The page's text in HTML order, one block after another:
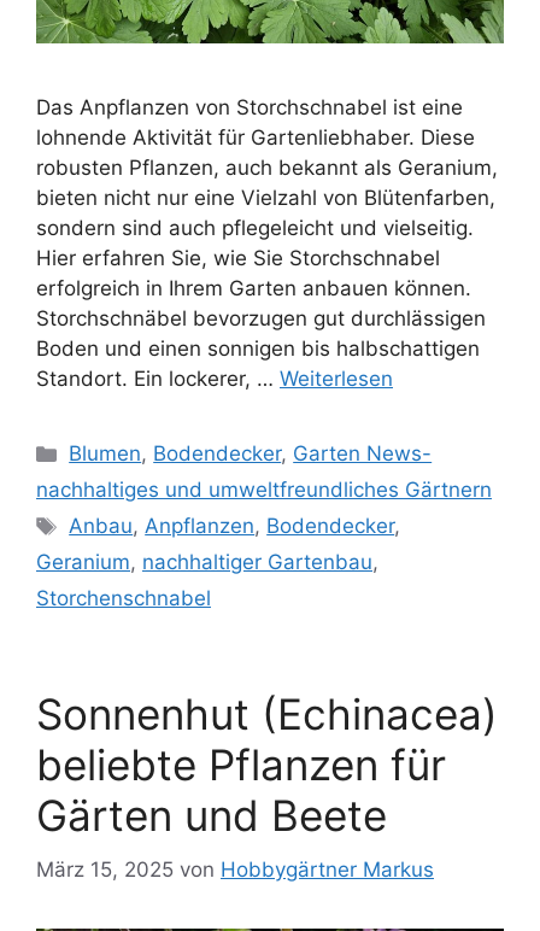
Das Anpflanzen von Storchschnabel ist eine
lohnende Aktivität für Gartenliebhaber. Diese
robusten Pflanzen, auch bekannt als Geranium,
bieten nicht nur eine Vielzahl von Blütenfarben,
sondern sind auch pflegeleicht und vielseitig.
Hier erfahren Sie, wie Sie Storchschnabel
erfolgreich in Ihrem Garten anbauen können.
Storchschnäbel bevorzugen gut durchlässigen
Boden und einen sonnigen bis halbschattigen
Standort. Ein lockerer, … Weiterlesen
Kategorien
Blumen, Bodendecker, Garten News-
nachhaltiges und umweltfreundliches Gärtnern
Schlagwörter
Anbau,Anpflanzen, Bodendecker,
Geranium, nachhaltiger Gartenbau,
Storchenschnabel
Sonnenhut (Echinacea)
beliebte Pflanzen für
Gärten und Beete
März 15, 2025 von Hobbygärtner Markus